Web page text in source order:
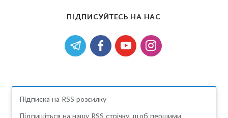
ПІДПИСУЙТЕСЬ НА НАС
Підписка на RSS розсилку
Підпишіться на нашу RSS стрічку, щоб першими